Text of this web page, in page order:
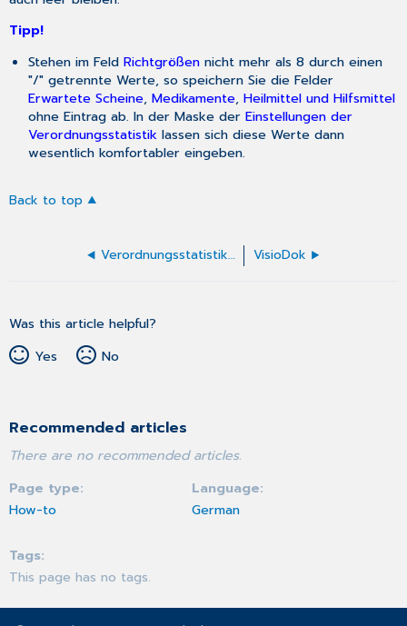
Tipp!
Stehen im Feld Richtgrößennicht mehr als 8 durch einen
"/" getrennte Werte, so speichern Sie die Felder
Erwartete Scheine, Medikamente, Heilmittel und Hilfsmittel
ohne Eintrag ab. In der Maske der Einstellungen der
Verordnungsstatistiklassen sich diese Werte dann
wesentlich komfortabler eingeben.
Back to top
Verordnungsstatistiken - Verordnungsverteilung VisioDok
Was this article helpful?
Yes
No
Recommended articles
There are no recommended articles.
Page type
How-to
Language
German
Tags
This page has no tags.